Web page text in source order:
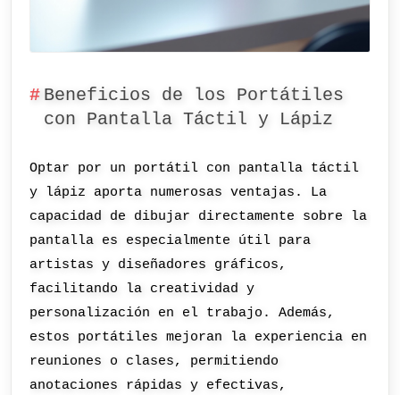
Beneficios de los Portátiles
con Pantalla Táctil y Lápiz
Optar por un portátil con pantalla táctil
y lápiz aporta numerosas ventajas. La
capacidad de dibujar directamente sobre la
pantalla es especialmente útil para
artistas y diseñadores gráficos,
facilitando la creatividad y
personalización en el trabajo. Además,
estos portátiles mejoran la experiencia en
reuniones o clases, permitiendo
anotaciones rápidas y efectivas,